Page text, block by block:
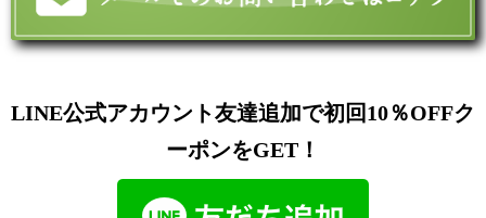
LINE公式アカウント友達追加で初回10％OFFク
ーポンをGET！